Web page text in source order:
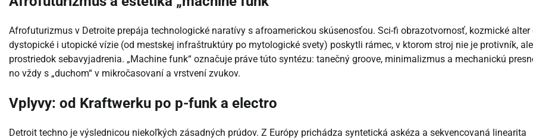
Afrofuturizmus v Detroite prepája technologické naratívy s afroamerickou skúsenosťou. Sci-fi obrazotvornosť, kozmické alter
dystopické i utopické vízie (od mestskej infraštruktúry po mytologické svety) poskytli rámec, v ktorom stroj nie je protivník, ale
prostriedok sebavyjadrenia. „Machine funk“ označuje práve túto syntézu: tanečný groove, minimalizmus a mechanickú
no vždy s „duchom“ v mikročasovaní a vrstvení zvukov.
Vplyvy: od Kraftwerku po p-funk a electro
Detroit techno je výslednicou niekoľkých zásadných prúdov. Z Európy prichádza syntetická askéza a sekvencovaná linearita